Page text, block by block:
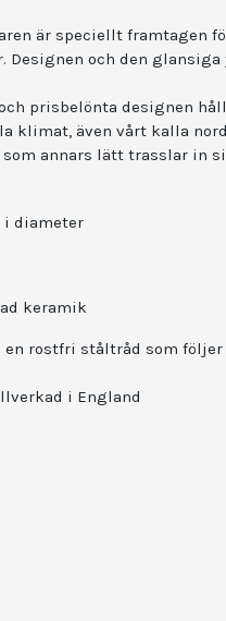
är speciellt framtagen
Designen och den
prisbelönta designen
klimat, även vårt kalla
annars lätt trasslar in
i diameter
keramik
en rostfri ståltråd som följer
i England